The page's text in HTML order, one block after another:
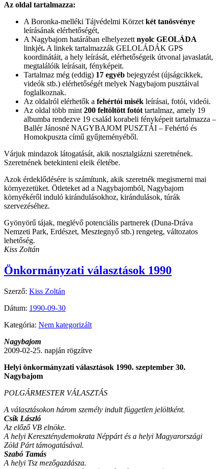
Az oldal tartalmazza:
A Boronka-melléki Tájvédelmi Körzet két tanösvénye
leírásának elérhetőségét,
A Nagybajom határában elhelyezett nyolc GEOLÁDA
linkjét. A linkek tartalmazzák GELOLÁDÁK GPS
koordinátáit, a hely leírását, elérhetőségeik útvonal javaslatát,
megtalálóik leírásait, fényképeit.
Tartalmaz még (eddig) 17 egyéb bejegyzést (újságcikkek,
videók stb.) elérhetőségét melyek Nagybajom pusztáival
foglalkoznak.
Az oldalról elérhetők a fehértói misék leírásai, fotói, videói.
Az oldal több mint 200 feltöltött fotót tartalmaz, amely 19
albumba rendezve 19 család korabeli fényképeit tartalmazza –
Ballér Jánosné NAGYBAJOM PUSZTÁI – Fehértó és
Homokpuszta című gyűjteményéből.
Várjuk mindazok látogatását, akik nosztalgiázni szeretnének.
Szeretnének betekinteni eleik életébe.
Azok érdeklődésére is számítunk, akik szeretnék megismerni mai
környezetüket. Ötleteket ad a Nagybajomból, Nagybajom
környékéről induló kirándulásokhoz, kirándulások, túrák
szervezéséhez.
Gyönyörű tájak, meglévő potenciális partnerek (Duna-Dráva
Nemzeti Park, Erdészet, Mesztegnyő stb.) rengeteg, változatos
lehetőség.
Kiss Zoltán
Önkormányzati választások 1990
Szerző: Kiss Zoltán
Dátum: 1990-09-30
Kategória: Nem kategorizált
Nagybajom
2009-02-25. napján rögzítve
Helyi önkormányzati választások 1990. szeptember 30.
Nagybajom
POLGÁRMESTER VÁLASZTÁS
A választásokon három személy indult független jelöltként.
Csík László
Az előző VB elnöke.
A helyi Kereszténydemokrata Néppárt és a helyi Magyarországi
Zöld Párt támogatásával.
Szabó Tamás
A helyi Tsz mezőgazdásza.